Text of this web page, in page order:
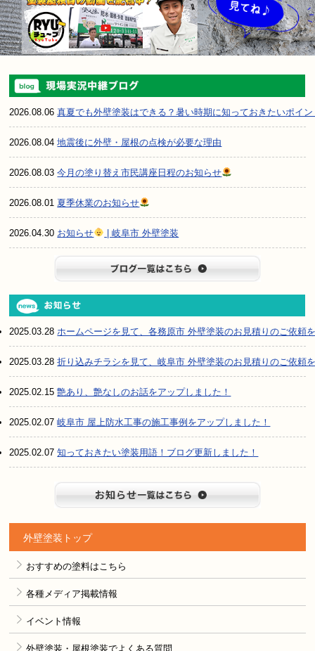
2026.08.06真夏でも外壁塗装はできる？暑い時期に知っておきたいポイン
2026.08.04地震後に外壁・屋根の点検が必要な理由
2026.08.03今月の塗り替え市民講座日程のお知らせ
2026.08.01 夏季休業のお知らせ
2026.04.30 お知らせ | 岐阜市 外壁塗装
2025.03.28ホームページを見て、各務原市 外壁塗装のお見積りのご依頼
2025.03.28折り込みチラシを見て、岐阜市 外壁塗装のお見積りのご依頼
2025.02.15艶あり、艶なしのお話をアップしました！
2025.02.07岐阜市 屋上防水工事の施工事例をアップしました！
2025.02.07知っておきたい塗装用語！ブログ更新しました！
外壁塗装トップ
おすすめの塗料はこちら
各種メディア掲載情報
イベント情報
外壁塗装・屋根塗装でよくある質問